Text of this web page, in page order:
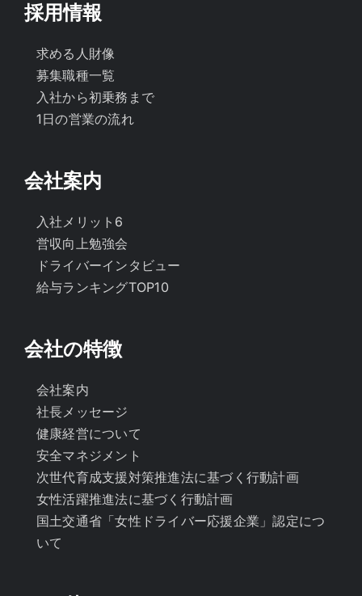
採用情報
求める人財像
募集職種一覧
入社から初乗務まで
1日の営業の流れ
会社案内
入社メリット6
営収向上勉強会
ドライバーインタビュー
給与ランキングTOP10
会社の特徴
会社案内
社長メッセージ
健康経営について
安全マネジメント
次世代育成支援対策推進法に基づく行動計画
女性活躍推進法に基づく行動計画
国土交通省「女性ドライバー応援企業」認定につ
いて